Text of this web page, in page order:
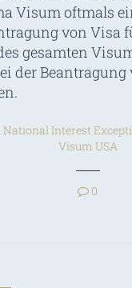
Visum oftmals
von Visa
gesamten
der Beantragung
,National Interest
Visum USA
0